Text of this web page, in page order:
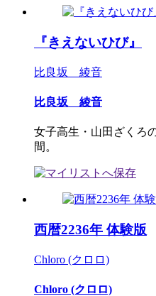
『きえないひび』
比良坂 綾音
比良坂 綾音
女子高生・山田ざくろ
間。
西暦2236年 体験版
Chloro (クロロ)
Chloro (クロロ)